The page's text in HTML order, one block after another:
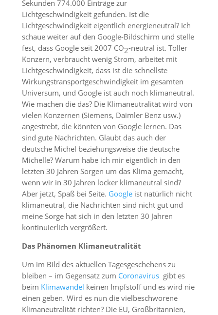
Sekunden 774.000 Einträge zur
Lichtgeschwindigkeit gefunden. Ist die
Lichtgeschwindigkeit eigentlich energieneutral? Ich
schaue weiter auf den Google-Bildschirm und stelle
fest, dass Google seit 2007 CO2-neutral ist. Toller
Konzern, verbraucht wenig Strom, arbeitet mit
Lichtgeschwindigkeit, dass ist die schnellste
Wirkungstransportgeschwindigkeit im gesamten
Universum, und Google ist auch noch klimaneutral.
Wie machen die das? Die Klimaneutralität wird von
vielen Konzernen (Siemens, Daimler Benz usw.)
angestrebt, die könnten von Google lernen. Das
sind gute Nachrichten. Glaubt das auch der
deutsche Michel beziehungsweise die deutsche
Michelle? Warum habe ich mir eigentlich in den
letzten 30 Jahren Sorgen um das Klima gemacht,
wenn wir in 30 Jahren locker klimaneutral sind?
Aber jetzt, Spaß bei Seite. Googleist natürlich nicht
klimaneutral, die Nachrichten sind nicht gut und
meine Sorge hat sich in den letzten 30 Jahren
kontinuierlich vergrößert.
Das Phänomen Klimaneutralität
Um im Bild des aktuellen Tagesgeschehens zu
bleiben – im Gegensatz zum Coronavirusgibt es
beim Klimawandel keinen Impfstoff und es wird nie
einen geben. Wird es nun die vielbeschworene
Klimaneutralität richten? Die EU, Großbritannien,